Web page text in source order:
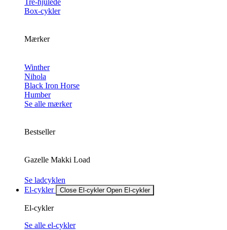
Tre-hjulede
Box-cykler
Mærker
Winther
Nihola
Black Iron Horse
Humber
Se alle mærker
Bestseller
Gazelle Makki Load
Se ladcyklen
El-cykler
Close El-cykler Open El-cykler
El-cykler
Se alle el-cykler